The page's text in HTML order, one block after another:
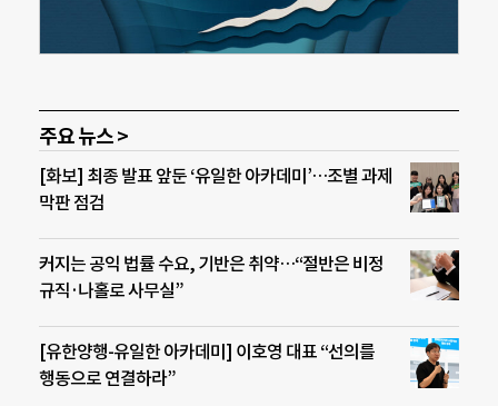
주요 뉴스 >
[화보] 최종 발표 앞둔 ‘유일한 아카데미’…조별 과제
막판 점검
커지는 공익 법률 수요, 기반은 취약…“절반은 비정
규직·나홀로 사무실”
[유한양행-유일한 아카데미] 이호영 대표 “선의를
행동으로 연결하라”